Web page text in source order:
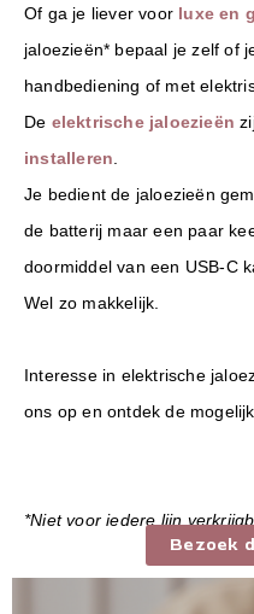
Of ga je liever voor luxe en
jaloezieën* bepaal je zelf of
handbediening of met
De elektrische jaloezieën
installeren
Je bedient de jaloezieën
de batterij maar een paar
doormiddel van een USB-C
Wel zo makkelijk.
Interesse in elektrische
ons op en ontdek de
*Niet voor iedere lijn
Bezoek